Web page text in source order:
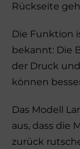
Rückseite
Die Funktion
bekannt: Die
der Druck
können
Das Modell
aus, dass die
zurück